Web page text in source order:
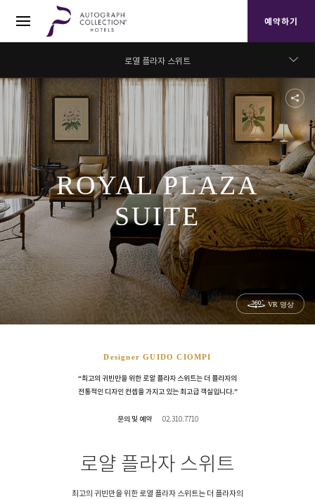
예약하기
로열 플라자 스위트
전체보기
디럭스 룸 프리미어 스위트
플라자 스위트 레지덴셜 스위트
프레스티지 스위트 프레지덴셜 스위트
로열 플라자 스위트
클럽라운지
ROYAL PLAZA
SUITE
VR 영상
Designer GUIDO CIOMPI
“최고의 귀빈만을 위한 로얄 플라자 스위트는 더 플라자의
전통적인 디자인 컨셉을 가지고 있는 최고급 객실입니다.”
문의 및 예약 02.310.7710
로얄 플라자 스위트
최고의 귀빈만을 위한 로열 플라자 스위트는 더 플라자의